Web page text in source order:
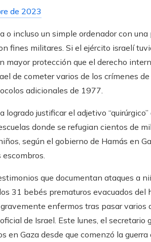
de 2023
o incluso un simple ordenador con una
fines militares. Si el ejército israelí
mayor protección que el derecho
de cometer varios de los crímenes de
adicionales de 1977.
justificar el adjetivo “quirúrgico”
donde se refugian cientos de
según el gobierno de Hamás en
que documentan ataques a
31 bebés prematuros evacuados del
enfermos tras pasar varios
de Israel. Este lunes, el secretario
en Gaza desde que comenzó la guerra